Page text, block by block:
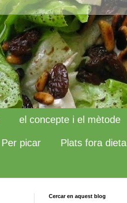
el concepte i el mètode
Per picar Plats fora dieta
Cercar en aquest blog